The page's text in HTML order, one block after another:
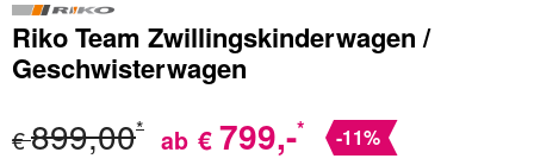
Riko Team Zwillingskinderwagen /
Geschwisterwagen
€899,00* ab € 799,-* -11%